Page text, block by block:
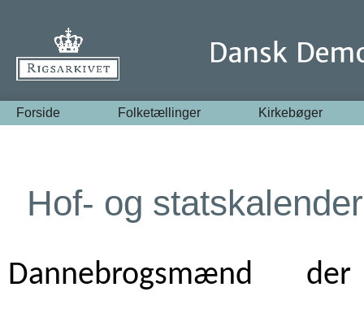
Forside Folketællinger Kirkebøger
Hof- og
Dannebrogsmænd